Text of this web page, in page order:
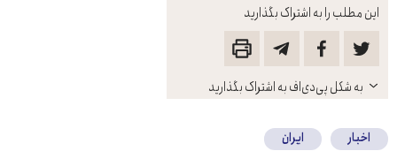
این مطلب را به اشتراک بگذارید
باز
کنید
به شکل پی‌دی‌اف به اشتراک بگذارید
اخبار ایران